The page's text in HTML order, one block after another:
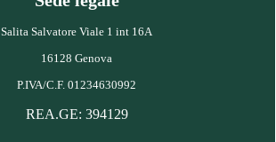
Salita Salvatore Viale 1 int 16A
16128 Genova
P.IVA/C.F. 01234630992
REA.GE: 394129